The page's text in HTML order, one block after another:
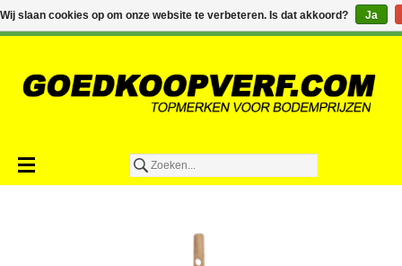
€0,00
Toevoegen aan winkelwagen
Wij slaan cookies op om onze website te verbeteren. Is dat akkoord? Ja